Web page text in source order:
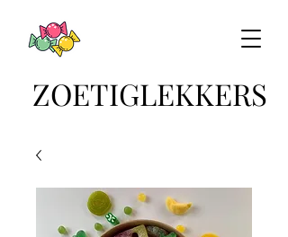
ZOETIGLEKKERS